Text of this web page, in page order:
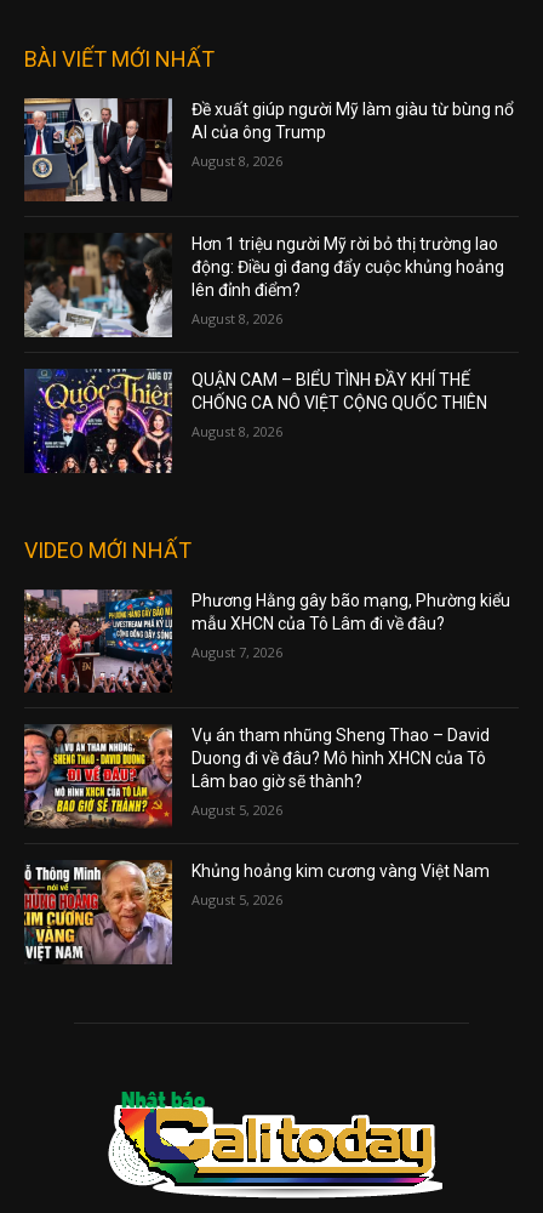
BÀI VIẾT MỚI NHẤT
Đề xuất giúp người Mỹ làm giàu từ bùng nổ
AI của ông Trump
August 8, 2026
Hơn 1 triệu người Mỹ rời bỏ thị trường lao
động: Điều gì đang đẩy cuộc khủng hoảng
lên đỉnh điểm?
August 8, 2026
QUẬN CAM – BIỂU TÌNH ĐẦY KHÍ THẾ
CHỐNG CA NÔ VIỆT CỘNG QUỐC THIÊN
August 8, 2026
VIDEO MỚI NHẤT
Phương Hằng gây bão mạng, Phường kiểu
mẫu XHCN của Tô Lâm đi về đâu?
August 7, 2026
Vụ án tham nhũng Sheng Thao – David
Duong đi về đâu? Mô hình XHCN của Tô
Lâm bao giờ sẽ thành?
August 5, 2026
Khủng hoảng kim cương vàng Việt Nam
August 5, 2026